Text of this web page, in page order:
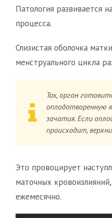
Патология развивается
процесса.
Слизистая оболочка
менструального цикла
Так, орган
оплодотворенную
зачатия. Если
происходит,
Это провоцирует
маточных
ежемесячно.